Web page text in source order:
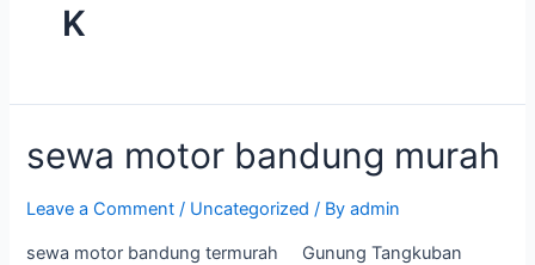
K
sewa motor bandung murah
Leave a Comment / Uncategorized / Byadmin
sewa motor bandung termurah Gunung Tangkuban